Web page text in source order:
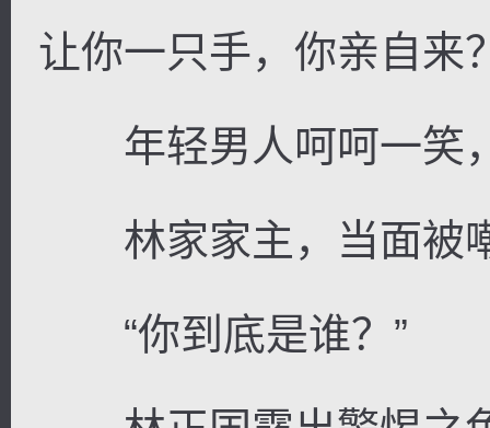
让你一只手，你亲自来
年轻男人呵呵一笑
林家家主，当面被
“你到底是谁？”